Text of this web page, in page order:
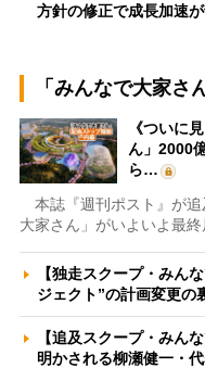
方針の修正で成長加速
「みんなで大家さ
《ついに
ん」2000
ら…
本誌『週刊ポスト』が追
大家さん」がいよいよ最
【独走スクープ・みん
ジェクト”の計画変更
【追及スクープ・みん
明かされる柳瀬健一・